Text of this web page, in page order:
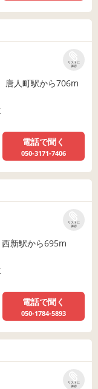
リストに
保存
唐人町駅から706m
電話で聞く
050-3171-7406
リストに
保存
新駅から695m
電話で聞く
050-1784-5893
リストに
保存